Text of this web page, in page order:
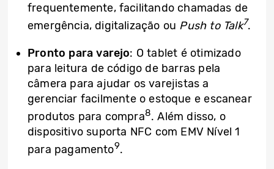
frequentemente, facilitando chamadas de
emergência, digitalização ou Push to Talk7.
Pronto para varejo: O tablet é otimizado
para leitura de código de barras pela
câmera para ajudar os varejistas a
gerenciar facilmente o estoque e escanear
produtos para compra8. Além disso, o
dispositivo suporta NFC com EMV Nível 1
para pagamento9.